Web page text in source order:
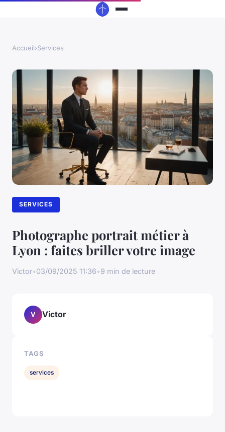
Accueil›Services
SERVICES
Photographe portrait métier à
Lyon : faites briller votre image
Victor•03/09/2025 11:36•9 min de lecture
V Victor
TAGS
services